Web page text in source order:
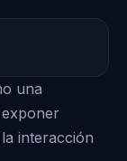
una
interacción